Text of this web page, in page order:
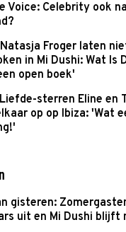
Voice: Celebrity ook
Froger laten
in Mi Dushi: Wat Is
open boek'
sterren Eline en
op op Ibiza: 'Wat
gisteren:
uit en Mi Dushi blijft